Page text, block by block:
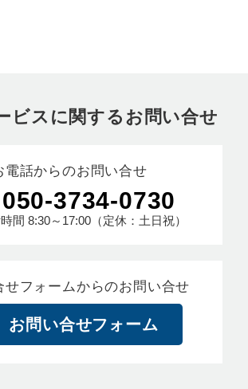
ビスに関するお問い合せ
電話からのお問い合せ
050-3734-0730
間 8:30～17:00（定休：土日祝）
せフォームからのお問い合せ
お問い合せフォーム